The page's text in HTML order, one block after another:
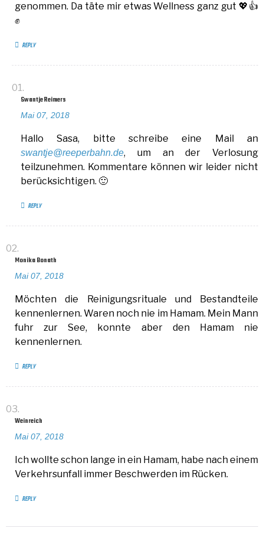
genommen. Da täte mir etwas Wellness ganz gut 💖👍
✊
REPLY
Swantje Reimers
Mai 07, 2018
Hallo Sasa, bitte schreibe eine Mail an
swantje@reeperbahn.de, um an der Verlosung
teilzunehmen. Kommentare können wir leider nicht
berücksichtigen. 🙂
REPLY
Monika Bonath
Mai 07, 2018
Möchten die Reinigungsrituale und Bestandteile
kennenlernen. Waren noch nie im Hamam. Mein Mann
fuhr zur See, konnte aber den Hamam nie
kennenlernen.
REPLY
Weinreich
Mai 07, 2018
Ich wollte schon lange in ein Hamam, habe nach einem
Verkehrsunfall immer Beschwerden im Rücken.
REPLY